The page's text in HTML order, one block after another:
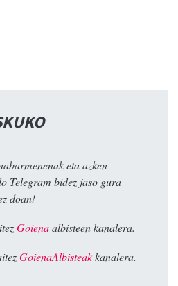
eta azken
Telegram bidez jaso gura
doan!
Goienaalbisteen kanalera.
GoienaAlbisteakkanalera.